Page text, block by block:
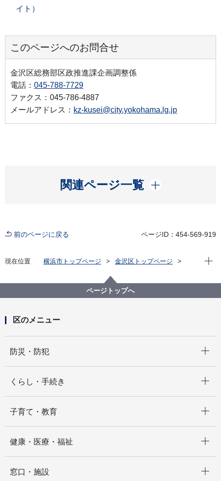
イト）
このページへのお問合せ
金沢区総務部区政推進課企画調整係
電話： 045-788-7729
ファクス：045-786-4887
メールアドレス： kz-kusei@city.yokohama.lg.jp
関連ページ一覧
開く
前のページに戻る ページID：454-569-919
現在位置 横浜市トップページ
金沢区トップページ
LINKAI横浜金沢推進事業（鳥浜工業団地・金沢産業団
地との取組）
現在
ページトップへ
区のメニュー
防災・防犯
くらし・手続き
子育て・教育
健康・医療・福祉
窓口・施設